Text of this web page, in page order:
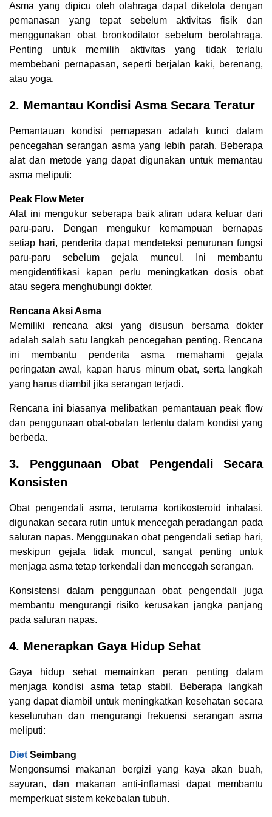
Asma yang dipicu oleh olahraga dapat dikelola dengan
pemanasan yang tepat sebelum aktivitas fisik dan
menggunakan obat bronkodilator sebelum berolahraga.
Penting untuk memilih aktivitas yang tidak terlalu
membebani pernapasan, seperti berjalan kaki, berenang,
atau yoga.
2. Memantau Kondisi Asma Secara Teratur
Pemantauan kondisi pernapasan adalah kunci dalam
pencegahan serangan asma yang lebih parah. Beberapa
alat dan metode yang dapat digunakan untuk memantau
asma meliputi:
Peak Flow Meter
Alat ini mengukur seberapa baik aliran udara keluar dari
paru-paru. Dengan mengukur kemampuan bernapas
setiap hari, penderita dapat mendeteksi penurunan fungsi
paru-paru sebelum gejala muncul. Ini membantu
mengidentifikasi kapan perlu meningkatkan dosis obat
atau segera menghubungi dokter.
Rencana Aksi Asma
Memiliki rencana aksi yang disusun bersama dokter
adalah salah satu langkah pencegahan penting. Rencana
ini membantu penderita asma memahami gejala
peringatan awal, kapan harus minum obat, serta langkah
yang harus diambil jika serangan terjadi.
Rencana ini biasanya melibatkan pemantauan peak flow
dan penggunaan obat-obatan tertentu dalam kondisi yang
berbeda.
3. Penggunaan Obat Pengendali Secara
Konsisten
Obat pengendali asma, terutama kortikosteroid inhalasi,
digunakan secara rutin untuk mencegah peradangan pada
saluran napas. Menggunakan obat pengendali setiap hari,
meskipun gejala tidak muncul, sangat penting untuk
menjaga asma tetap terkendali dan mencegah serangan.
Konsistensi dalam penggunaan obat pengendali juga
membantu mengurangi risiko kerusakan jangka panjang
pada saluran napas.
4. Menerapkan Gaya Hidup Sehat
Gaya hidup sehat memainkan peran penting dalam
menjaga kondisi asma tetap stabil. Beberapa langkah
yang dapat diambil untuk meningkatkan kesehatan secara
keseluruhan dan mengurangi frekuensi serangan asma
meliputi:
Diet Seimbang
Mengonsumsi makanan bergizi yang kaya akan buah,
sayuran, dan makanan anti-inflamasi dapat membantu
memperkuat sistem kekebalan tubuh.